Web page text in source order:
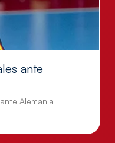
ante
Alemania